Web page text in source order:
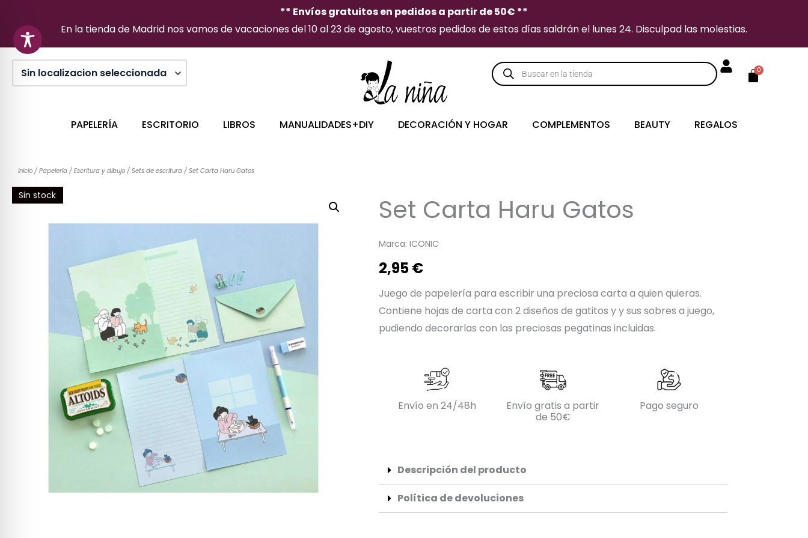
contenido
** Envíos gratuitos en pedidos a partir de 50€ **
En la tienda de Madrid nos vamos de vacaciones del 10 al 23 de agosto, vuestros pedidos de estos días saldrán el lunes 24. Disculpad las molestias.
Búsqueda
de
productos
0
Carrito
PAPELERÍA ESCRITORIO LIBROS MANUALIDADES+DIY DECORACIÓN Y HOGAR COMPLEMENTOS BEAUTY REGALOS
Inicio / Papelería / Escritura y dibujo / Sets de escritura / Set Carta Haru Gatos
Sin stock Set Carta Haru Gatos
Marca: ICONIC
2,95€
Juego de papelería para escribir una preciosa carta a quien quieras.
Contiene hojas de carta con 2 diseños de gatitos y y sus sobres a juego,
pudiendo decorarlas con las preciosas pegatinas incluidas.
Envío en 24/48h
Envío gratis a partir
de 50€
Pago seguro
Descripción del producto
Política de devoluciones